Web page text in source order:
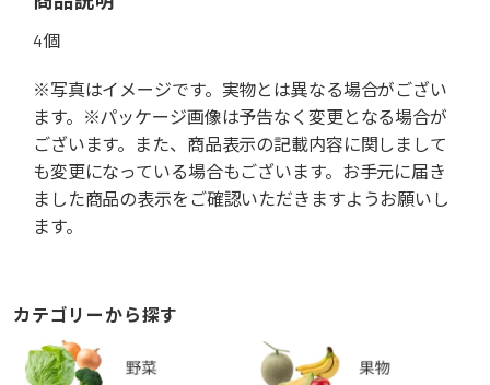
4個
※写真はイメージです。実物とは異なる場合がござい
ます。※パッケージ画像は予告なく変更となる場合が
ございます。また、商品表示の記載内容に関しまして
も変更になっている場合もございます。お手元に届き
ました商品の表示をご確認いただきますようお願いし
ます。
カテゴリーから探す